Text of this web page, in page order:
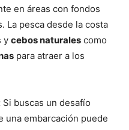
en áreas con fondos
La pesca desde la costa
y cebos naturales como
para atraer a los
Si buscas un desafío
una embarcación puede